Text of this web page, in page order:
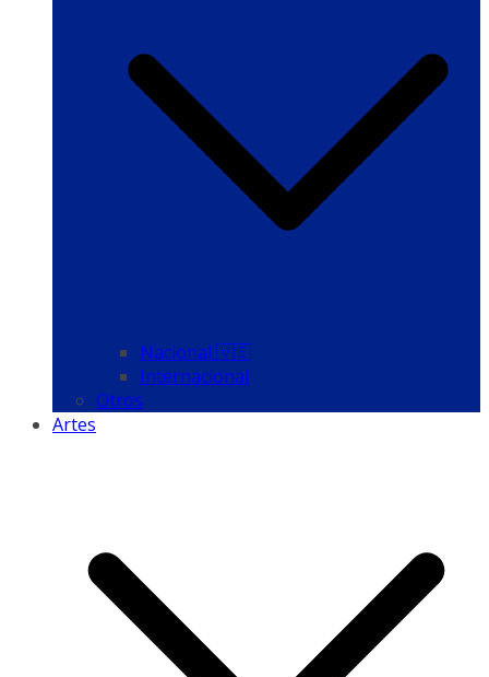
Nacional 🇻🇪
Internacional
Otros
Artes